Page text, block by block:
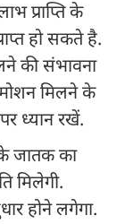
प्राप्ति के
हो सकते है.
की संभावना
मिलने के
ध्यान रखें.
जातक का
मिलेगी.
होने लगेगा.